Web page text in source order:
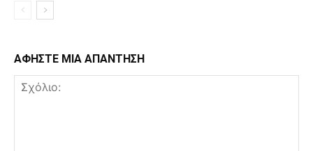
ΑΦΗΣΤΕ ΜΙΑ ΑΠΑΝΤΗΣΗ